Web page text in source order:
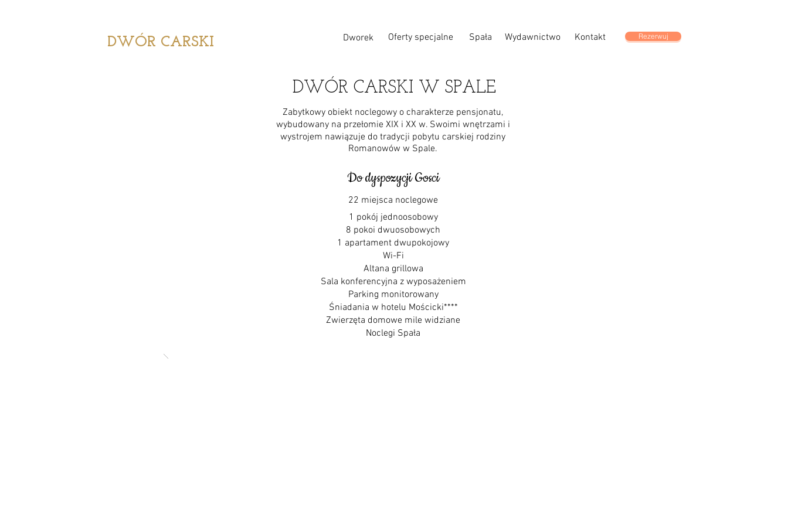
DWÓR CARSKI Dworek Oferty specjalne Spała Wydawnictwo Kontakt Rezerwuj
DWÓR CARSKI W SPALE
Zabytkowy obiekt noclegowy o charakterze pensjonatu,
wybudowany na przełomie XIX i XX w. Swoimi wnętrzami i
wystrojem nawiązuje do tradycji pobytu carskiej rodziny
Romanowów w Spale.
Do dyspozycji Gosci
22 miejsca noclegowe
1 pokój jednoosobowy
8 pokoi dwuosobowych
1 apartament dwupokojowy
Wi-Fi
Altana grillowa
Sala konferencyjna z wyposażeniem
Parking monitorowany
Śniadania w hotelu Mościcki****
Zwierzęta domowe mile widziane
Noclegi Spała